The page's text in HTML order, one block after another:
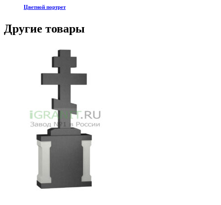
Цветной портрет
Другие товары